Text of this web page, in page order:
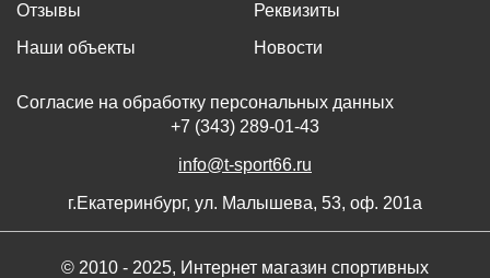
Отзывы
Наши объекты
Реквизиты
Новости
Согласие на обработку персональных данных
+7 (343) 289-01-43
info@t-sport66.ru
г.Екатеринбург, ул. Малышева, 53, оф. 201а
© 2010 - 2025, Интернет магазин спортивных